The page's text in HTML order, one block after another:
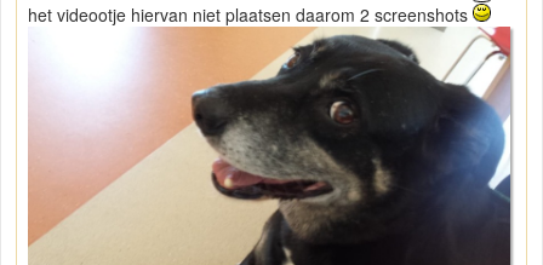
het videootje hiervan niet plaatsen daarom 2 screenshots